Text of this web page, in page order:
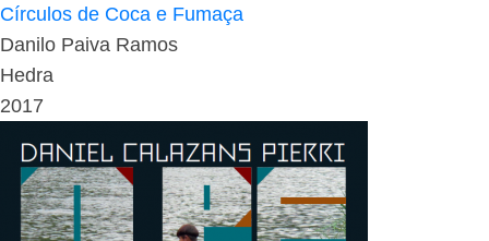
Círculos de Coca e Fumaça
Danilo Paiva Ramos
Hedra
2017